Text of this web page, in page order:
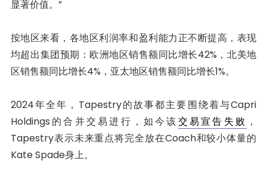
显著价值。”
按地区来看，各地区利润率和盈利能力正不断提高，表现
均超出集团预期：欧洲地区销售额同比增长42%，北美地
区销售额同比增长4%，亚太地区销售额同比增长1%。
2024年全年，Tapestry的故事都主要围绕着与Capri
Holdings的合并交易进行，如今该交易宣告失败 ，
Tapestry表示未来重点将完全放在Coach和较小体量的
Kate Spade身上。